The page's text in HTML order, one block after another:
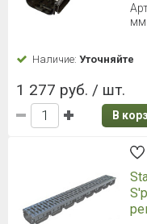
мм
Наличие: Уточняйте
1 277 руб. / шт.
В